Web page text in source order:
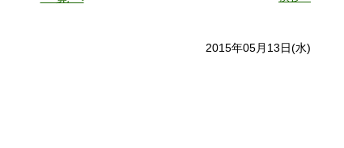
2015年05月13日(水)